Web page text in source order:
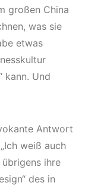
großen China
was sie
etwas
kann. Und
Antwort
weiß auch
ihre
des in